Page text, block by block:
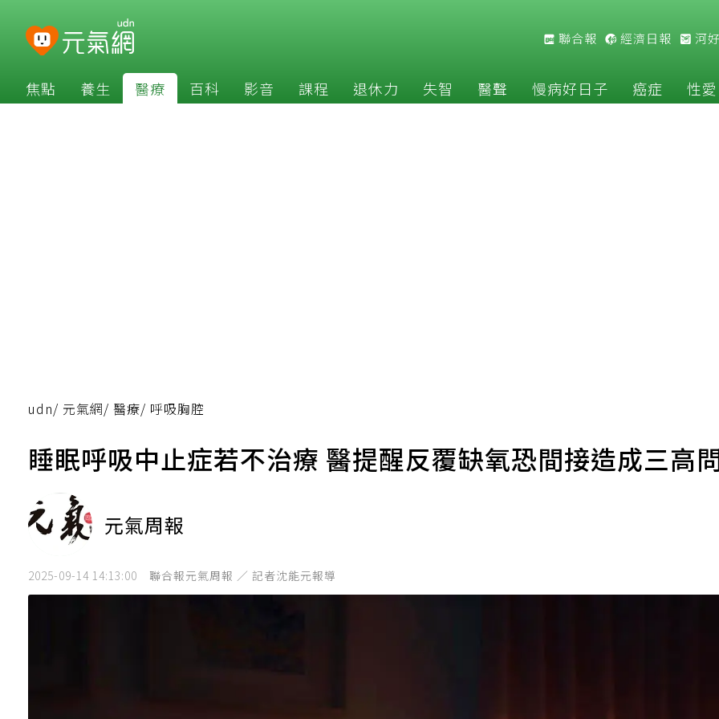
聯合報 經濟日報 河
焦點 養生 醫療 百科 影音 課程 退休力 失智 醫聲 慢病好日子 癌症 性愛
udn/ 元氣網/ 醫療/ 呼吸胸腔
睡眠呼吸中止症若不治療 醫提醒反覆缺氧恐間接造成三高
元氣周報
2025-09-14 14:13:00 聯合報元氣周報 ／ 記者沈能元報導